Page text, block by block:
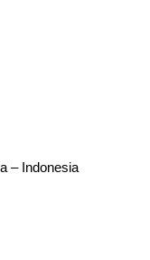
– Indonesia